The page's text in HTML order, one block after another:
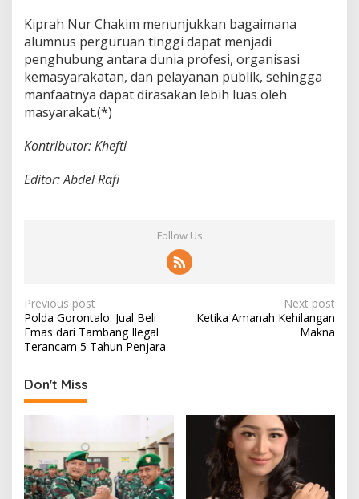
Kiprah Nur Chakim menunjukkan bagaimana
alumnus perguruan tinggi dapat menjadi
penghubung antara dunia profesi, organisasi
kemasyarakatan, dan pelayanan publik, sehingga
manfaatnya dapat dirasakan lebih luas oleh
masyarakat.(*)
Kontributor: Khefti
Editor: Abdel Rafi
Follow Us
P
o
s
t
n
a
v
i
g
Previous post
Polda Gorontalo: Jual Beli
Emas dari Tambang Ilegal
Terancam 5 Tahun Penjara
Next post
Ketika Amanah Kehilangan
Makna
Don't Miss